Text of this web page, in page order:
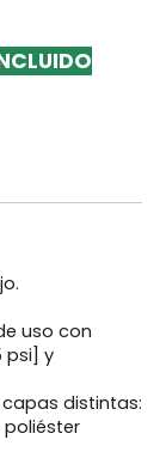
uso con
psi] y
distintas:
poliéster